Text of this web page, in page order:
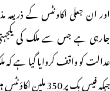
اور ان جعلی اکاونٹس کے
جارہی ہے جس سے ملک کی
جبکہ فیس بک پر 350 ملین اکاؤنٹس ہیں۔